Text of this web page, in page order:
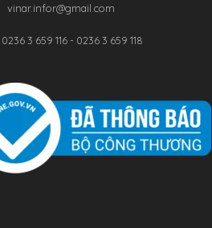
vinar.infor@gmail.com
0236 3 659 116 - 0236 3 659 118